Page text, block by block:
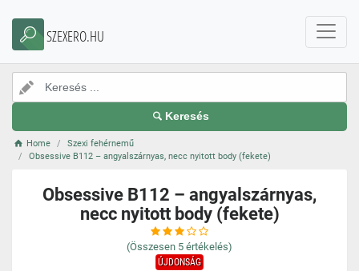
SZEXERO.HU
Keresés
Home
Szexi fehérnemű
Obsessive B112 – angyalszárnyas, necc nyitott body (fekete)
Obsessive B112 – angyalszárnyas,
necc nyitott body (fekete)
(Összesen 5 értékelés)
ÚJDONSÁG